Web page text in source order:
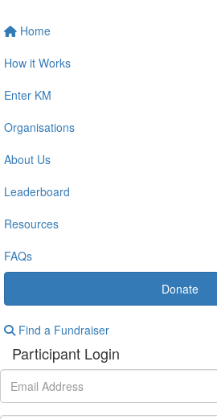
Home
How it Works
Enter KM
Organisations
About Us
Leaderboard
Resources
FAQs
Donate
Find a Fundraiser
Participant Login